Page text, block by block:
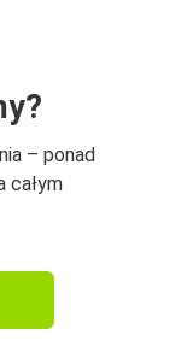
– ponad
całym